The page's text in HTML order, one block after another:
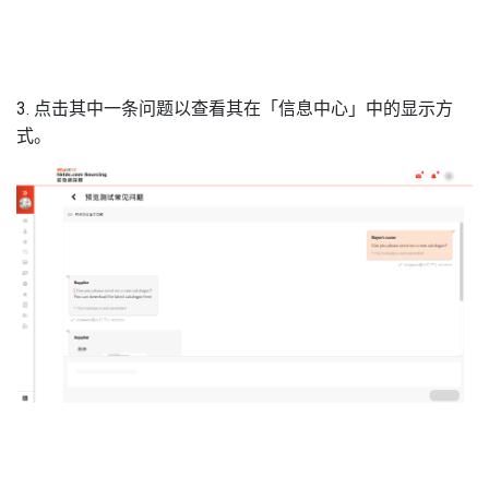
3. 点击其中一条问题以查看其在「信息中心」中的显示方
式。